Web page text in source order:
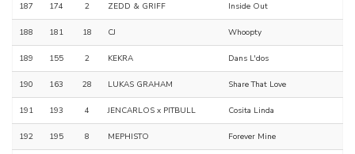
187 174 2 ZEDD & GRIFF Inside Out
188 181 18 CJ Whoopty
189 155 2 KEKRA Dans L'dos
190 163 28 LUKAS GRAHAM Share That Love
191 193 4 JENCARLOS x PITBULL Cosita Linda
192 195 8 MEPHISTO Forever Mine